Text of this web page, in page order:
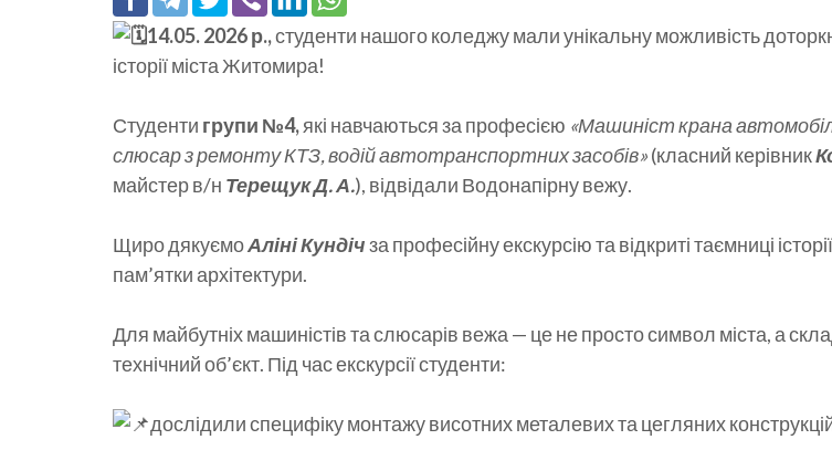
14.05. 2026 р.,студенти нашого коледжу мали унікальну можливість
історії міста Житомира!
​Студенти групи №4,які навчаються за професією «Машиніст крана
слюсар з ремонту КТЗ, водій автотранспортних засобів»(класний керівник
майстер в/н Терещук Д. А.), відвідали Водонапірну вежу.
​Щиро дякуємоАліні Кундічза професійну екскурсію та відкриті таємниці історії
пам’ятки архітектури.
Для майбутніх машиністів та слюсарів вежа — це не просто символ міста, а
технічний об’єкт. Під час екскурсії студенти:
​дослідили специфіку монтажу висотних металевих та цегляних